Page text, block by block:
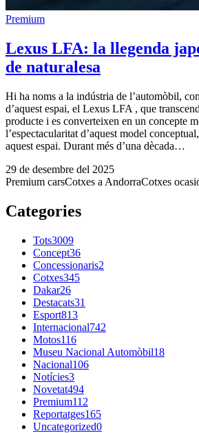
Premium
Lexus LFA: la llegenda
de naturalesa
Hi ha noms a la indústria de l’automòbil,
d’aquest espai, el Lexus LFA , que
producte i es converteixen en un concepte
l’espectacularitat d’aquest model
aquest espai. Durant més d’una dècada…
29 de desembre del 2025
Premium carsCotxes a AndorraCotxes
Categories
Tots3009
Concept36
Concessionaris2
Cotxes345
Dakar26
Destacats31
Esport813
Internacional742
Motos116
Museu Nacional Automòbil18
Nacional106
Notícies3
Novetat494
Premium112
Reportatges165
Uncategorized0